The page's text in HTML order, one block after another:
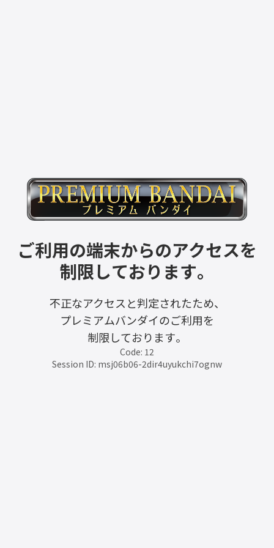
ご利用の端末からのアクセスを
制限しております。
不正なアクセスと判定されたため、
プレミアムバンダイのご利用を
制限しております。
Code: 12
Session ID: msj06b06-2dir4uyukchi7ognw